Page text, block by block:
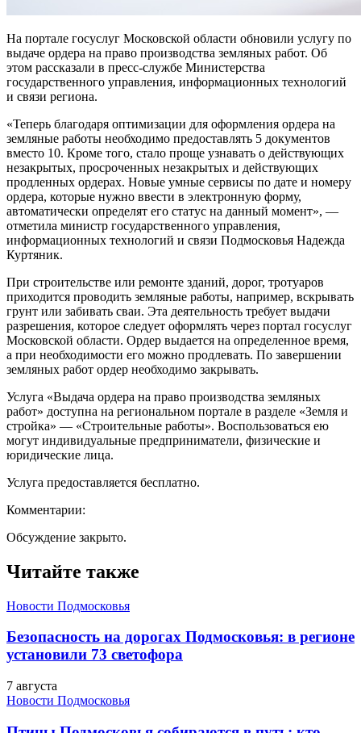
На портале госуслуг Московской области обновили услугу по
выдаче ордера на право производства земляных работ. Об
этом рассказали в пресс-службе Министерства
государственного управления, информационных технологий
и связи региона.
«Теперь благодаря оптимизации для оформления ордера на
земляные работы необходимо предоставлять 5 документов
вместо 10. Кроме того, стало проще узнавать о действующих
незакрытых, просроченных незакрытых и действующих
продленных ордерах. Новые умные сервисы по дате и номеру
ордера, которые нужно ввести в электронную форму,
автоматически определят его статус на данный момент», —
отметила министр государственного управления,
информационных технологий и связи Подмосковья Надежда
Куртяник.
При строительстве или ремонте зданий, дорог, тротуаров
приходится проводить земляные работы, например, вскрывать
грунт или забивать сваи. Эта деятельность требует выдачи
разрешения, которое следует оформлять через портал госуслуг
Московской области. Ордер выдается на определенное время,
а при необходимости его можно продлевать. По завершении
земляных работ ордер необходимо закрывать.
Услуга «Выдача ордера на право производства земляных
работ» доступна на региональном портале в разделе «Земля и
стройка» — «Строительные работы». Воспользоваться ею
могут индивидуальные предприниматели, физические и
юридические лица.
Услуга предоставляется бесплатно.
Комментарии:
Обсуждение закрыто.
Читайте также
Новости Подмосковья
Безопасность на дорогах Подмосковья: в регионе
установили 73 светофора
7 августа
Новости Подмосковья